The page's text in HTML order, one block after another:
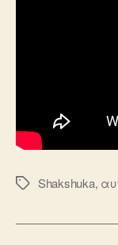
ΕτικέτεςShakshuka,